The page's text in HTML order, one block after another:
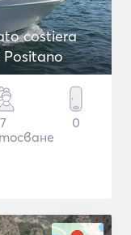
costiera
7
0